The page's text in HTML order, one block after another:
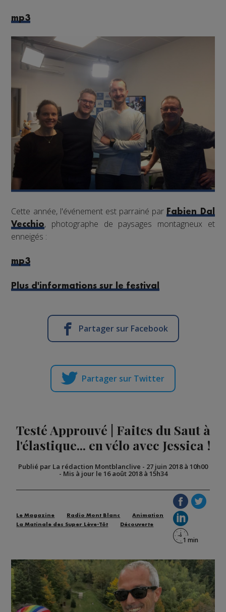
mp3
Cette année, l'événement est parrainé par Fabien Dal
Vecchio, photographe de paysages montagneux et
enneigés :
mp3
Plus d'informations sur le festival
Partager sur Facebook
Partager sur Twitter
Testé Approuvé | Faites du Saut à
l'élastique... en vélo avec Jessica !
Publié par La rédaction Montblanclive - 27 juin 2018 à 10h00
- Mis à jour le 16 août 2018 à 15h34
Le Magazine Radio Mont Blanc
Animation
La Matinale des Super Lève-Tôt
Découverte